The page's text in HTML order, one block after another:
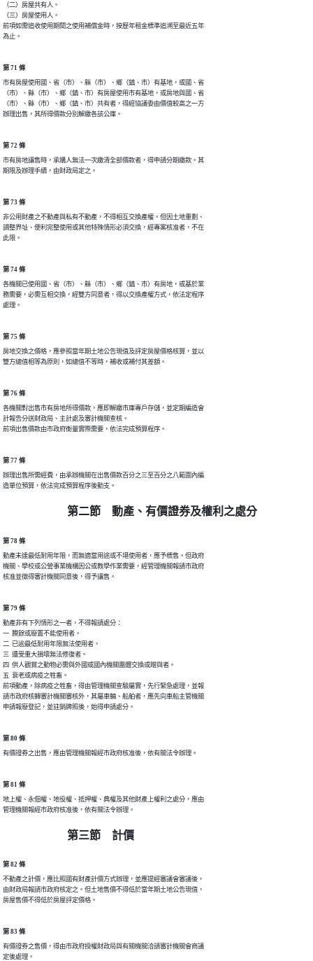
（二）房屋共有人。
（三）房屋使用人。
前項如需追收使用期間之使用補償金時，按歷年租金標準追溯至最近五年
為止。
第 71 條
市有房屋使用國、省（市）、縣（市）、鄉（鎮、市）有基地，或國、省
（市）、縣（市）、鄉（鎮、市）有房屋使用市有基地，或房地與國、省
（市）、縣（市）、鄉（鎮、市）共有者，得經協議委由價值較高之一方
辦理出售，其所得價款分別解繳各該公庫。
第 72 條
市有房地讓售時，承購人無法一次繳清全部價款者，得申請分期繳款。其
期限及辦理手續，由財政局定之。
第 73 條
非公用財產之不動產與私有不動產，不得相互交換產權。但因土地重劃、
調整界址、便利完整使用或其他特殊情形必須交換，經專案核准者，不在
此限。
第 74 條
各機關已使用國、省（市）、縣（市）、鄉（鎮、市）有房地，或基於業
務需要，必需互相交換，經雙方同意者，得以交換產權方式，依法定程序
處理。
第 75 條
房地交換之價格，應參照當年期土地公告現值及評定房屋價格核算，並以
雙方總值相等為原則，如總值不等時，補收或補付其差額。
第 76 條
各機關對出售市有房地所得價款，應即解繳市庫專戶存儲，並定期編造會
計報告分送財政局、主計處及審計機關查核。
前項出售價款由市政府衡量實際需要，依法完成預算程序。
第 77 條
辦理出售所需經費，由承辦機關在出售價款百分之三至百分之八範圍內編
造單位預算，依法完成預算程序後動支。
第二節 動產、有價證券及權利之處分
第 78 條
動產未達最低耐用年限，而無適當用途或不堪使用者，應予標售。但政府
機關、學校或公營事業機構因公或教學作業需要，經管理機關報請市政府
核准並徵得審計機關同意後，得予讓售。
第 79 條
動產非有下列情形之一者，不得報請處分：
一  賸餘或廢置不能使用者。
二  已逾最低耐用年限無法使用者。
三  遭受重大損壞無法修復者。
四  供人觀賞之動物必需與外國或國內機關團體交換或贈與者。
五  衰老或病疫之牲畜。
前項動產，除病疫之牲畜，得由管理機關查驗屬實，先行緊急處理，並報
請市政府核轉審計機關審核外，其屬車輛、船舶者，應先向車船主管機關
申請報廢登記，並註銷牌照後，始得申請處分。
第 80 條
有價證券之出售，應由管理機關報經市政府核准後，依有關法令辦理。
第 81 條
地上權、永佃權、地役權、抵押權、典權及其他財產上權利之處分，應由
管理機關報經市政府核准後，依有關法令辦理。
第三節 計價
第 82 條
不動產之計價，應比照國有財產計價方式辦理，並應提經審議會審議後，
由財政局報請市政府核定之。但土地售價不得低於當年期土地公告現值，
房屋售價不得低於房屋評定價格。
第 83 條
有價證券之售價，得由市政府授權財政局與有關機關洽請審計機關會商議
定後處理。